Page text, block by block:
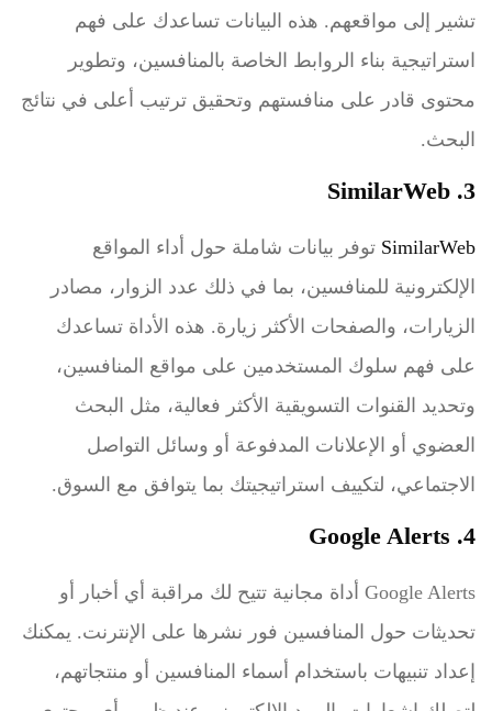
تشير إلى مواقعهم. هذه البيانات تساعدك على فهم
استراتيجية بناء الروابط الخاصة بالمنافسين، وتطوير
محتوى قادر على منافستهم وتحقيق ترتيب أعلى في نتائج
البحث.
3. SimilarWeb
SimilarWeb توفر بيانات شاملة حول أداء المواقع
الإلكترونية للمنافسين، بما في ذلك عدد الزوار، مصادر
الزيارات، والصفحات الأكثر زيارة. هذه الأداة تساعدك
على فهم سلوك المستخدمين على مواقع المنافسين،
وتحديد القنوات التسويقية الأكثر فعالية، مثل البحث
العضوي أو الإعلانات المدفوعة أو وسائل التواصل
الاجتماعي، لتكييف استراتيجيتك بما يتوافق مع السوق.
4. Google Alerts
Google Alerts أداة مجانية تتيح لك مراقبة أي أخبار أو
تحديثات حول المنافسين فور نشرها على الإنترنت. يمكنك
إعداد تنبيهات باستخدام أسماء المنافسين أو منتجاتهم،